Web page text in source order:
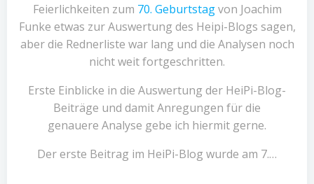
Feierlichkeiten zum 70. Geburtstagvon Joachim
Funke etwas zur Auswertung des Heipi-Blogs sagen,
aber die Rednerliste war lang und die Analysen noch
nicht weit fortgeschritten.
Erste Einblicke in die Auswertung der HeiPi-Blog-
Beiträge und damit Anregungen für die
genauere Analyse gebe ich hiermit gerne.
Der erste Beitrag im HeiPi-Blog wurde am 7.…